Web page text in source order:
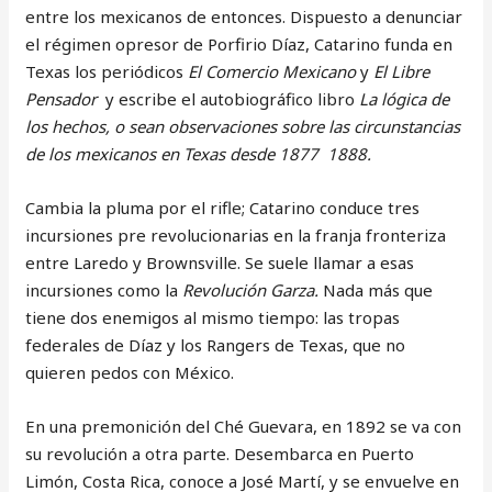
entre los mexicanos de entonces. Dispuesto a denunciar
el régimen opresor de Porfirio Díaz, Catarino funda en
Texas los periódicos El Comercio Mexicanoy El Libre
Pensador y escribe el autobiográfico libro La lógica de
los hechos, o sean observaciones sobre las circunstancias
de los mexicanos en Texas desde 1877 1888.
Cambia la pluma por el rifle; Catarino conduce tres
incursiones pre revolucionarias en la franja fronteriza
entre Laredo y Brownsville. Se suele llamar a esas
incursiones como la Revolución Garza. Nada más que
tiene dos enemigos al mismo tiempo: las tropas
federales de Díaz y los Rangers de Texas, que no
quieren pedos con México.
En una premonición del Ché Guevara, en 1892 se va con
su revolución a otra parte. Desembarca en Puerto
Limón, Costa Rica, conoce a José Martí, y se envuelve en